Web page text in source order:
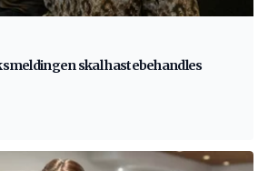
skal hastebehandles